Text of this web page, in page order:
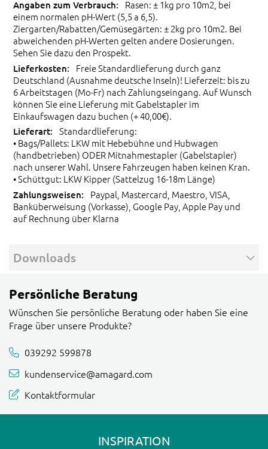
Rasen: ± 1kg pro 10m2, bei
einem normalen pH-Wert (5,5 a 6,5).
Ziergarten/Rabatten/Gemüsegärten: ± 2kg pro 10m2. Bei
abweichenden pH-Werten gelten andere Dosierungen.
Sehen Sie dazu den Prospekt.
Freie Standardlieferung durch ganz
Deutschland (Ausnahme deutsche Inseln)! Lieferzeit: bis zu
6 Arbeitstagen (Mo-Fr) nach Zahlungseingang. Auf Wunsch
können Sie eine Lieferung mit Gabelstapler im
Einkaufswagen dazu buchen (+ 40,00€).
Standardlieferung:
• Bags/Pallets: LKW mit Hebebühne und Hubwagen
(handbetrieben) ODER Mitnahmestapler (Gabelstapler)
nach unserer Wahl. Unsere Fahrzeugen haben keinen Kran.
• Schüttgut: LKW Kipper (Sattelzug 16-18m Länge)
Paypal, Mastercard, Maestro, VISA,
Banküberweisung (Vorkasse), Google Pay, Apple Pay und
auf Rechnung über Klarna
Downloads
Persönliche Beratung
Wünschen Sie persönliche Beratung oder haben Sie eine
Frage über unsere Produkte?
039292 599878
kundenservice@amagard.com
Kontaktformular
INSPIRATION